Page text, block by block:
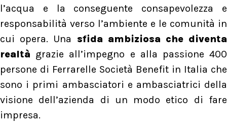
l’acqua e la conseguente consapevolezza e
responsabilità verso l’ambiente e le comunità in
cui opera. Una sfida ambiziosa che diventa
realtà grazie all’impegno e alla passione 400
persone di Ferrarelle Società Benefit in Italia che
sono i primi ambasciatori e ambasciatrici della
visione dell’azienda di un modo etico di fare
impresa.